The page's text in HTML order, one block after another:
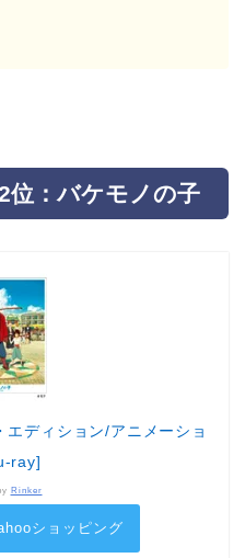
位：バケモノの子
ディション/アニメーショ
ray]
Rinker
ショッピング